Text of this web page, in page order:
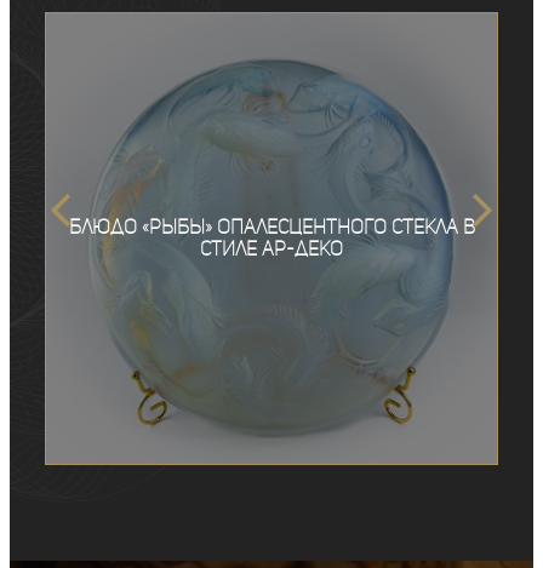
Блюдо «Рыбы» опалесцентного стекла в
стиле ар-деко